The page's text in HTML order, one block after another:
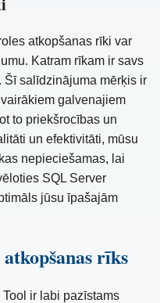
atkopšanas rīki var
Katram rīkam ir savs
Šī salīdzinājuma mērķis ir
galvenajiem
to priekšrocības un
un efektivitāti, mūsu
nepieciešamas, lai
SQL Server
jūsu īpašajām
rīks
ir labi pazīstams